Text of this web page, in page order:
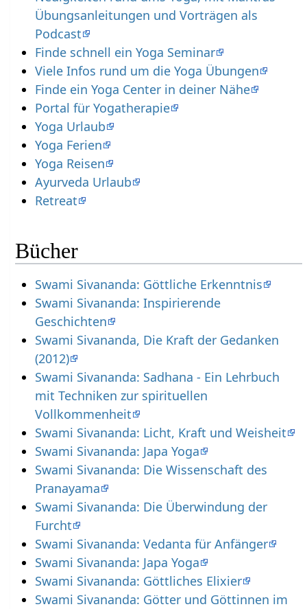
Übungsanleitungen und Vorträgen als
Podcast
Finde schnell ein Yoga Seminar
Viele Infos rund um die Yoga Übungen
Finde ein Yoga Center in deiner Nähe
Portal für Yogatherapie
Yoga Urlaub
Yoga Ferien
Yoga Reisen
Ayurveda Urlaub
Retreat
Bücher
Swami Sivananda: Göttliche Erkenntnis
Swami Sivananda: Inspirierende
Geschichten
Swami Sivananda, Die Kraft der Gedanken
(2012)
Swami Sivananda: Sadhana - Ein Lehrbuch
mit Techniken zur spirituellen
Vollkommenheit
Swami Sivananda: Licht, Kraft und Weisheit
Swami Sivananda: Japa Yoga
Swami Sivananda: Die Wissenschaft des
Pranayama
Swami Sivananda: Die Überwindung der
Furcht
Swami Sivananda: Vedanta für Anfänger
Swami Sivananda: Japa Yoga
Swami Sivananda: Göttliches Elixier
Swami Sivananda: Götter und Göttinnen im